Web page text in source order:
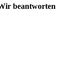
beantworten